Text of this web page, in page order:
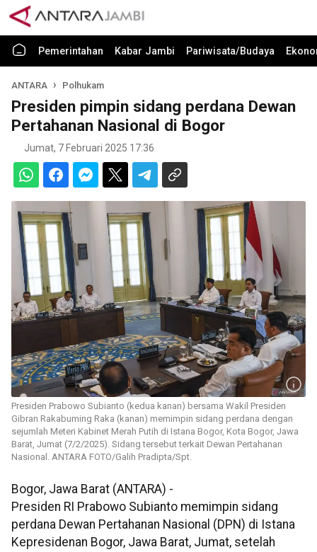
Pemerintahan Kabar Jambi Pariwisata/Budaya
ANTARA Polhukam
Presiden pimpin sidang perdana Dewan
Pertahanan Nasional di Bogor
Jumat, 7 Februari 2025 17:36
Presiden Prabowo Subianto (kedua kanan) bersama Wakil Presiden
Gibran Rakabuming Raka (kanan) memimpin sidang perdana dengan
sejumlah Meteri Kabinet Merah Putih di Istana Bogor, Kota Bogor, Jawa
Barat, Jumat (7/2/2025). Sidang tersebut terkait Dewan Pertahanan
Nasional. ANTARA FOTO/Galih Pradipta/Spt.
Bogor, Jawa Barat (ANTARA) -
Presiden RI Prabowo Subianto memimpin sidang
perdana Dewan Pertahanan Nasional (DPN) di Istana
Kepresidenan Bogor, Jawa Barat, Jumat, setelah